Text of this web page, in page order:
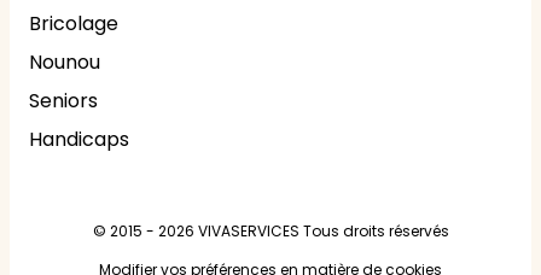
Bricolage
Nounou
Seniors
Handicaps
© 2015 - 2026 VIVASERVICES Tous droits réservés
Modifier vos préférences en matière de cookies